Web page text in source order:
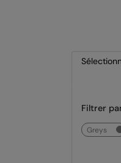
Filtrer
greys